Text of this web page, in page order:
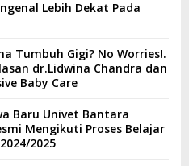
Lebih Dekat Pada
Tumbuh Gigi? No Worries!.
dr.Lidwina Chandra dan
Baby Care
Baru Univet Bantara
Mengikuti Proses Belajar
2025